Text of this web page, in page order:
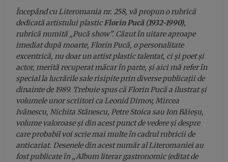
Începând cu Literomania nr. 258, vă propun o rubrică
dedicată artistului plasticFlorin Pucă (1932-1990),
rubrică numită „Pucă show”. Căzut în uitare aproape
imediat după moarte, Florin Pucă, o personalitate
excentrică, nu doar un artist plastic talentat, ci și poet și
actor, merită recuperat măcar în parte, și aici mă refer în
special la lucrările sale risipite prin diverse publicații de
dinainte de 1989. Trebuie spus că Florin Pucă a ilustrat și
volumele unor scriitori ca Leonid Dimov, Mircea
Ivănescu, Nichita Stănescu, Petre Stoica sau Ion Băieșu,
volume valoroase și din acest punct de vedere și despre
care probabil voi scrie mai multe în cadrul rubricii de
anticariat. Desenele din acest număr al Literomaniei au
fost publicate în „Album literar gastronomic (editat de